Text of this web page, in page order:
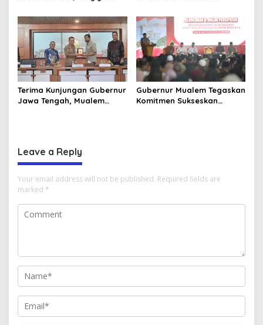
Perlombaan Kreatif di
Universitas Ahmad Dahlan
Aceh
Kunjungan Lapangan “FOLU
Goes to School”
Terima Kunjungan Gubernur
Jawa Tengah, Mualem
Gubernur Mualem Tegaskan
Komitmen Sukseskan
Leave a Reply
Your email address will not be published. Required fields are
marked *